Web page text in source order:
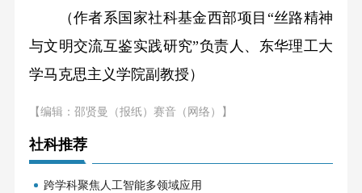
（作者系国家社科基金西部项目“丝路精神
与文明交流互鉴实践研究”负责人、东华理工大
学马克思主义学院副教授）
【编辑：邵贤曼（报纸）赛音（网络）】
社科推荐
跨学科聚焦人工智能多领域应用